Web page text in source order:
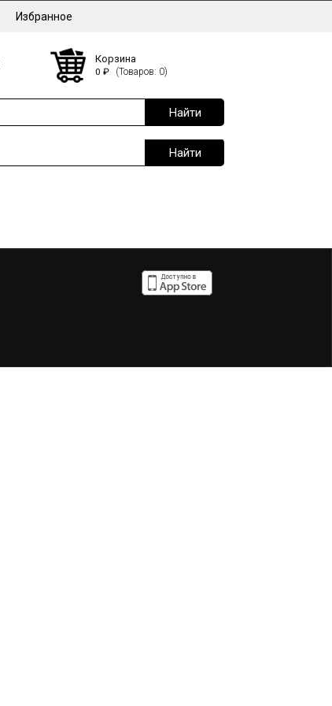
Избранное
Корзина
0 ₽ (Товаров: 0)